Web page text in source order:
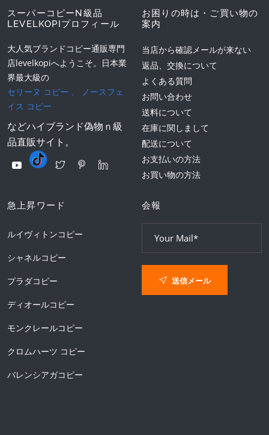
スーパーコピーN級品
LEVELKOPIプロフィール
大人気ブランドコピー通販専門
店levelkopiへようこそ。日本業
界最大級の
セリーヌ コピー 、
ノースフェ
イス コピー
などハイブランド偽物ｎ級
品直販サイト。
お困りの時は・ご買い物の
案内
当店から確認メールが来ない
返品、交換について
よくある質問
お問い合わせ
送料について
在庫に関しまして
配送について
お支払いの方法
お買い物の方法
急上昇ワード
ルイヴィトンコピー
シャネルコピー
プラダコピー
ディオールコピー
モンクレールコピー
クロムハーツ コピー
バレンシアガコピー
会報
送信メール